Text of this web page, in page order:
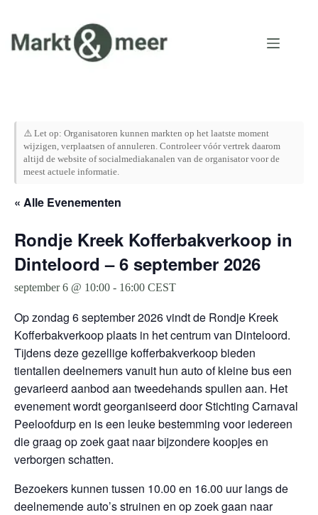
inhoud
⚠️ Let op: Organisatoren kunnen markten op het laatste moment
wijzigen, verplaatsen of annuleren. Controleer vóór vertrek daarom
altijd de website of socialmediakanalen van de organisator voor de
meest actuele informatie.
« Alle Evenementen
Rondje Kreek Kofferbakverkoop in
Dinteloord – 6 september 2026
september 6 @ 10:00 - 16:00 CEST
Op zondag 6 september 2026 vindt de Rondje Kreek
Kofferbakverkoop plaats in het centrum van Dinteloord.
Tijdens deze gezellige kofferbakverkoop bieden
tientallen deelnemers vanuit hun auto of kleine bus een
gevarieerd aanbod aan tweedehands spullen aan. Het
evenement wordt georganiseerd door Stichting Carnaval
Peeloofdurp en is een leuke bestemming voor iedereen
die graag op zoek gaat naar bijzondere koopjes en
verborgen schatten.
Bezoekers kunnen tussen 10.00 en 16.00 uur langs de
deelnemende auto’s struinen en op zoek gaan naar